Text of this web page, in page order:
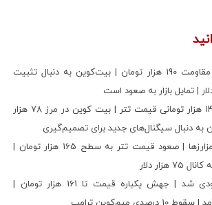
قیمت تتر پشت مقاومت 190 هزار تومان | بیت‌کوین به دنبال تثبیت
نوسان بی‌سابقه ۱۴ هزار تومانی قیمت تتر | بیت کوین در مرز 78 هزار
به دنبال سیگنال‌های جدید برای تصمیم‌گیری
افت ارزش بازار رمزارزها | صعود قیمت تتر به سطح 165 هزار تومان |
دلار
تتر وارد فاز صعودی شد | جهش یکباره قیمت تا 161 هزار تومان |